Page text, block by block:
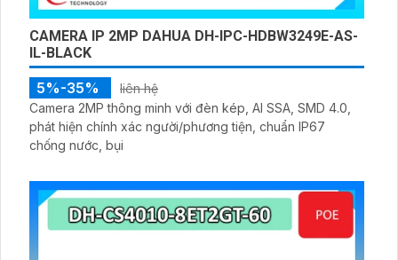
CAMERA IP 2MP DAHUA DH-IPC-HDBW3249E-AS-
IL-BLACK
5%-35%
liên hệ
Camera 2MP thông minh với đèn kép, AI SSA, SMD 4.0,
phát hiện chính xác người/phương tiện, chuẩn IP67
chống nước, bụi